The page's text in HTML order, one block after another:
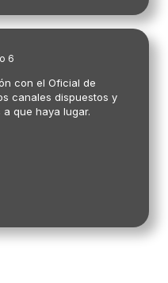
con el Oficial de
canales dispuestos y
que haya lugar.